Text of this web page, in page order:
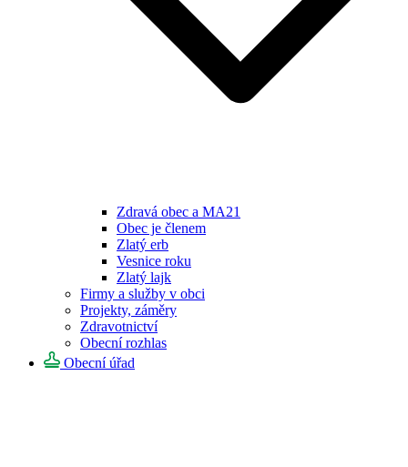
Zdravá obec a MA21
Obec je členem
Zlatý erb
Vesnice roku
Zlatý lajk
Firmy a služby v obci
Projekty, záměry
Zdravotnictví
Obecní rozhlas
Obecní úřad